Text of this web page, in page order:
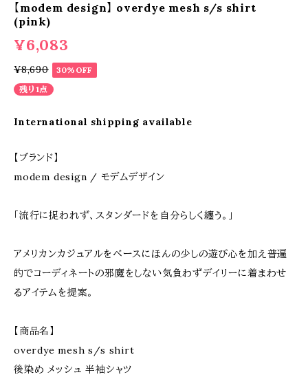
【modem design】 overdye mesh s/s shirt
(pink)
¥6,083
¥8,690
30%OFF
残り1点
International shipping available
【ブランド】
modem design / モデムデザイン
「流行に捉われず、スタンダードを自分らしく纏う。」
アメリカンカジュアルをベースにほんの少しの遊び心を加え普遍
的でコーディネートの邪魔をしない気負わずデイリーに着まわせ
るアイテムを提案。
【商品名】
overdye mesh s/s shirt
後染め メッシュ 半袖シャツ